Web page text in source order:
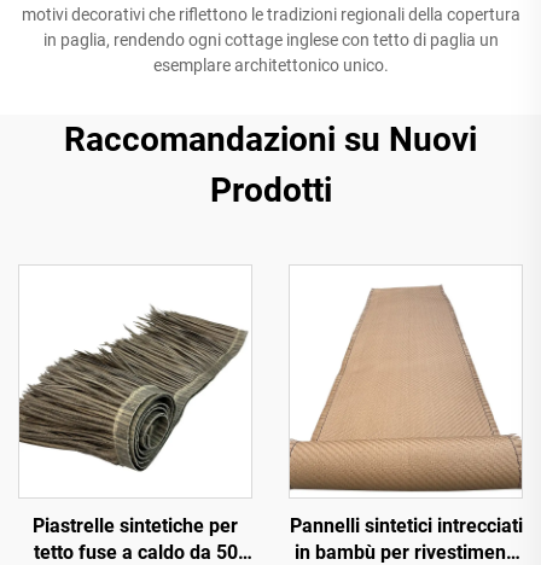
motivi decorativi che riflettono le tradizioni regionali della copertura
in paglia, rendendo ogni cottage inglese con tetto di paglia un
esemplare architettonico unico.
Raccomandazioni su Nuovi
Prodotti
Piastrelle sintetiche per
tetto fuse a caldo da 50
Pannelli sintetici intrecciati
in bambù per rivestimenti